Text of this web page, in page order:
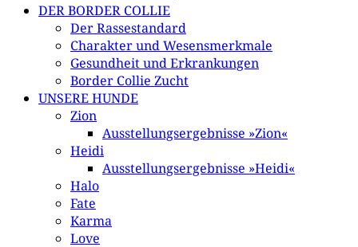
DER BORDER COLLIE
Der Rassestandard
Charakter und Wesensmerkmale
Gesundheit und Erkrankungen
Border Collie Zucht
UNSERE HUNDE
Zion
Ausstellungsergebnisse »Zion«
Heidi
Ausstellungsergebnisse »Heidi«
Halo
Fate
Karma
Love